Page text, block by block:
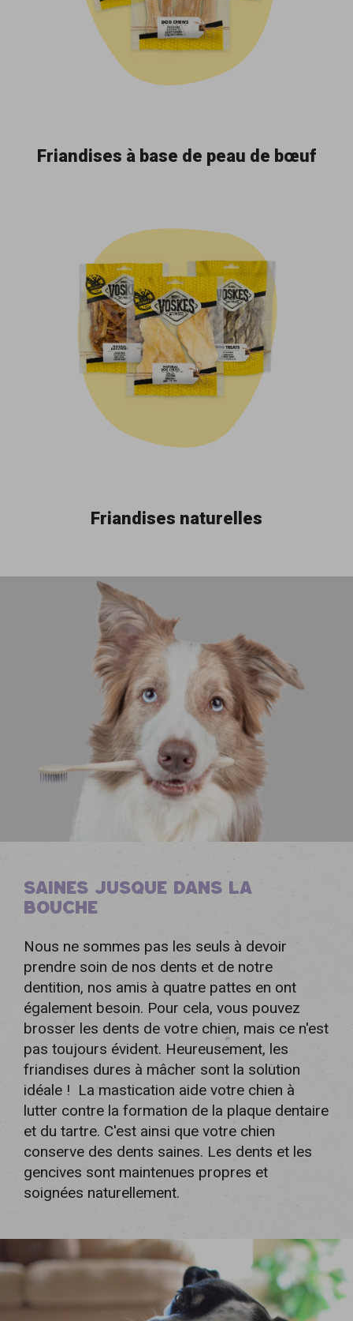
Friandises à base de peau de bœuf
Friandises naturelles
SAINES JUSQUE DANS LA
BOUCHE
Nous ne sommes pas les seuls à devoir
prendre soin de nos dents et de notre
dentition, nos amis à quatre pattes en ont
également besoin. Pour cela, vous pouvez
brosser les dents de votre chien, mais ce n'est
pas toujours évident. Heureusement, les
friandises dures à mâcher sont la solution
idéale ! La mastication aide votre chien à
lutter contre la formation de la plaque dentaire
et du tartre. C'est ainsi que votre chien
conserve des dents saines. Les dents et les
gencives sont maintenues propres et
soignées naturellement.